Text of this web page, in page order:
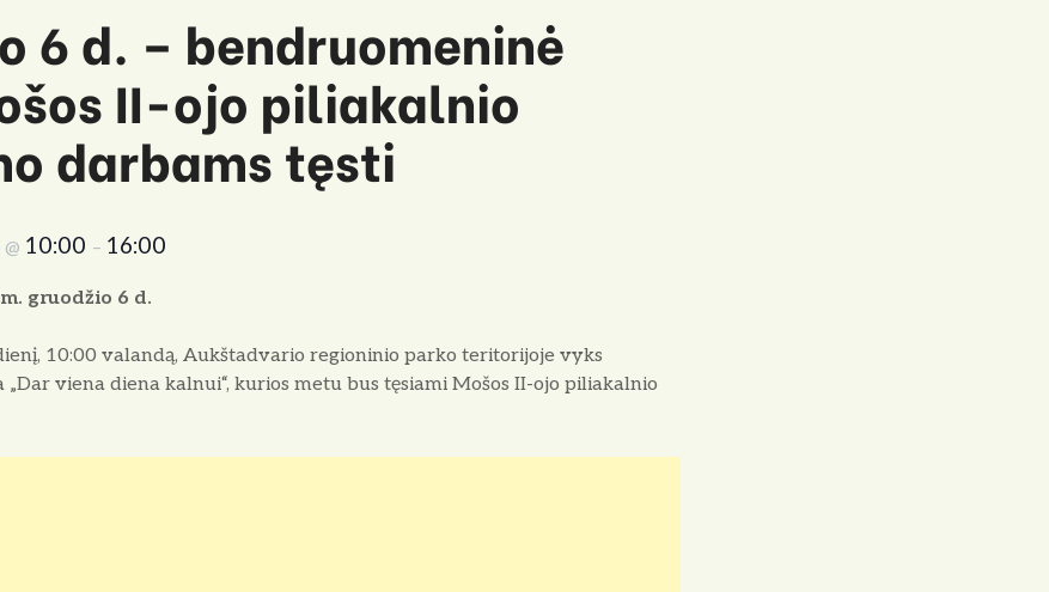
6 d. – bendruomeninė
II-ojo piliakalnio
darbams tęsti
@ 10:00 – 16:00
gruodžio 6 d.
10:00 valandą, Aukštadvario regioninio parko teritorijoje vyks
viena diena kalnui“, kurios metu bus tęsiami Mošos II-ojo piliakalnio